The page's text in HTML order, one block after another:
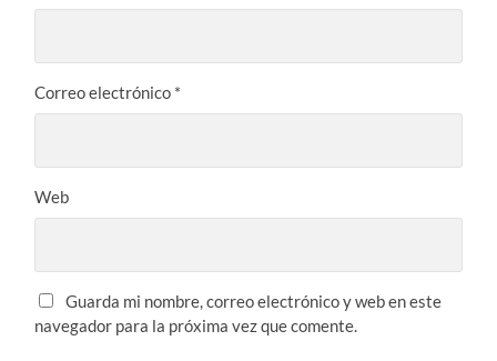
Correo electrónico *
Web
Guarda mi nombre, correo electrónico y web en este
navegador para la próxima vez que comente.